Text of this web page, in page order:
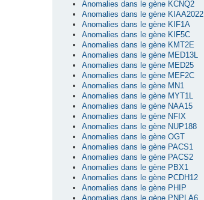
Anomalies dans le gène KCNQ2
Anomalies dans le gène KIAA2022
Anomalies dans le gène KIF1A
Anomalies dans le gène KIF5C
Anomalies dans le gène KMT2E
Anomalies dans le gène MED13L
Anomalies dans le gène MED25
Anomalies dans le gène MEF2C
Anomalies dans le gène MN1
Anomalies dans le gène MYT1L
Anomalies dans le gène NAA15
Anomalies dans le gène NFIX
Anomalies dans le gène NUP188
Anomalies dans le gène OGT
Anomalies dans le gène PACS1
Anomalies dans le gène PACS2
Anomalies dans le gène PBX1
Anomalies dans le gène PCDH12
Anomalies dans le gène PHIP
Anomalies dans le gène PNPLA6